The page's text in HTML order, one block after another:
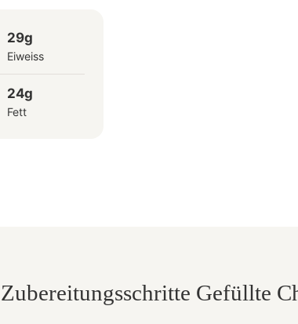
29g
Eiweiss
24g
Fett
Zubereitungsschritte Gefüllte